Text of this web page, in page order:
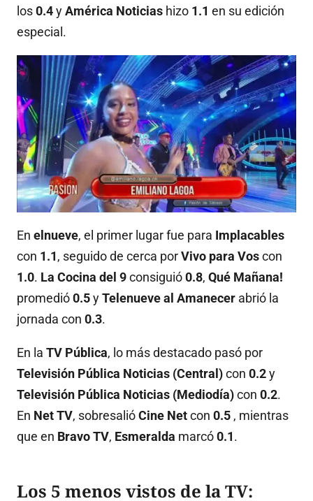
los0.4yAmérica Noticias hizo 1.1 en su edición
especial .
En elnueve, el primer lugar fue para Implacables
con 1.1, seguido de cerca porVivo para Voscon
1.0. La Cocina del 9consiguió0.8, Qué Mañana!
promedió0.5yTelenueve al Amanecer abrió la
jornada con 0.3.
En la TV Pública, lo más destacado pasó por
Televisión Pública Noticias (Central)con 0.2y
Televisión Pública Noticias (Mediodía)con 0.2.
En Net TV, sobresalióCine Netcon 0.5 , mientras
que en Bravo TV, Esmeralda marcó0.1.
Los 5 menos vistos de la TV: